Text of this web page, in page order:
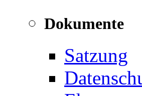
Dokumente
Satzung